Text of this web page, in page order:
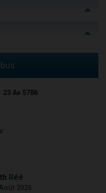
23 Av 5786
Réé
2026